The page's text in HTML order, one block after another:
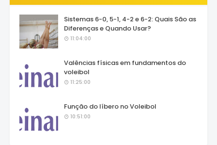
Sistemas 6-0, 5-1, 4-2 e 6-2: Quais São as
Diferenças e Quando Usar?
11:04:00
Valências físicas em fundamentos do
voleibol
11:25:00
Função do líbero no Voleibol
10:51:00